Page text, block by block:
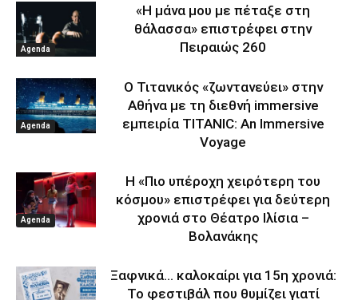
Agenda
«Η μάνα μου με πέταξε στη
θάλασσα» επιστρέφει στην
Πειραιώς 260
Agenda
Ο Τιτανικός «ζωντανεύει» στην
Αθήνα με τη διεθνή immersive
εμπειρία TITANIC: An Immersive
Voyage
Agenda
Η «Πιο υπέροχη χειρότερη του
κόσμου» επιστρέφει για δεύτερη
χρονιά στο Θέατρο Ιλίσια –
Βολανάκης
Ξαφνικά… καλοκαίρι για 15η χρονιά:
Το φεστιβάλ που θυμίζει γιατί